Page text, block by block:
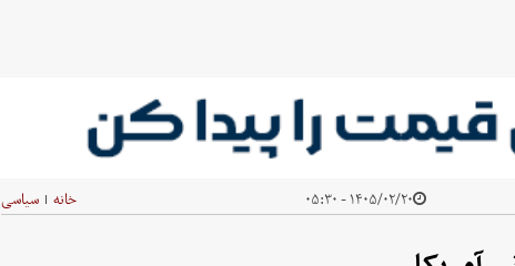
۱۴۰۵/۰۲/۲۰ - ۰۵:۳۰ خانه | سیاسی